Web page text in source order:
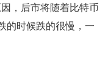
，后市将随着比特币
的时候跌的很慢，一